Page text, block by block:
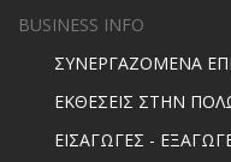
BUSINESS INFO
ΣΥΝΕΡΓΑΖΟΜΕΝΑ
ΕΚΘΕΣΕΙΣ ΣΤΗΝ
ΕΙΣΑΓΩΓΕΣ -